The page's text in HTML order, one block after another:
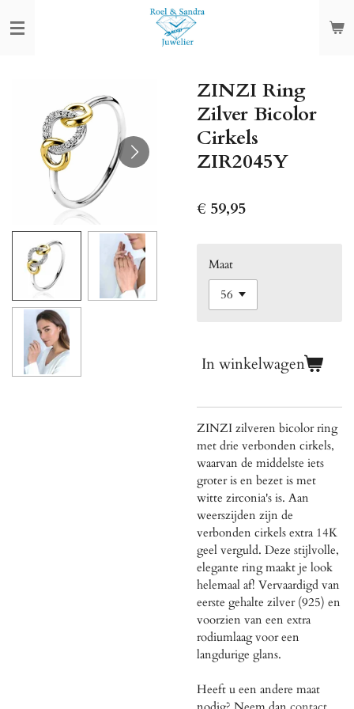
direct
ZINZI Ring
Zilver Bicolor
Cirkels
ZIR2045Y
€ 59,95
Maat
In winkelwagen
ZINZI zilveren bicolor ring
met drie verbonden cirkels,
waarvan de middelste iets
groter is en bezet is met
witte zirconia's is. Aan
weerszijden zijn de
verbonden cirkels extra 14K
geel verguld. Deze stijlvolle,
elegante ring maakt je look
helemaal af! Vervaardigd van
eerste gehalte zilver (925) en
voorzien van een extra
rodiumlaag voor een
langdurige glans.
Heeft u een andere maat